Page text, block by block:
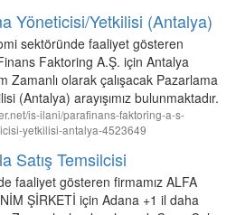
Yöneticisi/Yetkilisi (Antalya)
sektöründe faaliyet gösteren
Faktoring A.Ş. için Antalya
Zamanlı olarak çalışacak Pazarlama
(Antalya) arayışımız bulunmaktadır.
is-ilani/parafinans-faktoring-a-s-
yetkilisi-antalya-4523649
Satış Temsilcisi
faaliyet gösteren firmamız ALFA
ŞİRKETİ için Adana +1 il daha